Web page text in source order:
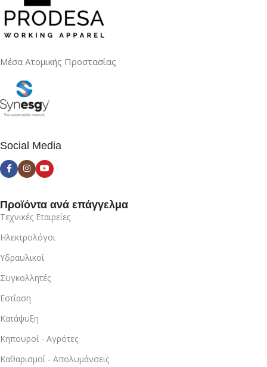
Μέσα Ατομικής Προστασίας
Social Media
Προϊόντα ανά επάγγελμα
Τεχνικές Εταιρείες
Ηλεκτρολόγοι
Υδραυλικοί
Συγκολλητές
Εστίαση
Κατάψυξη
Κηπουροί - Αγρότες
Καθαρισμοί - Απολυμάνσεις